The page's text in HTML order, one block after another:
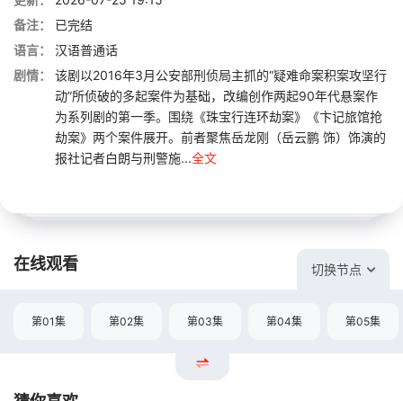
备注：
已完结
语言：
汉语普通话
剧情：
该剧以2016年3月公安部刑侦局主抓的“疑难命案积案攻坚行
动”所侦破的多起案件为基础，改编创作两起90年代悬案作
为系列剧的第一季。围绕《珠宝行连环劫案》《卞记旅馆抢
劫案》两个案件展开。前者聚焦岳龙刚（岳云鹏 饰）饰演的
报社记者白朗与刑警施...全文
在线观看 切换节点
第01集 第02集 第03集 第04集 第05集